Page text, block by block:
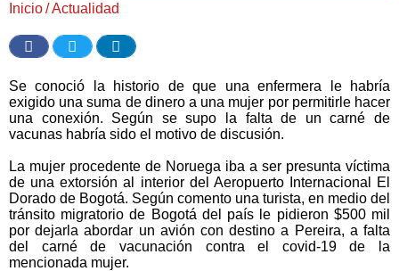
Inicio/Actualidad
Se conoció la historio de que una enfermera le habría
exigido una suma de dinero a una mujer por permitirle hacer
una conexión. Según se supo la falta de un carné de
vacunas habría sido el motivo de discusión.⁠
La mujer procedente de Noruega iba a ser presunta víctima
de una extorsión al interior del Aeropuerto Internacional El
Dorado de Bogotá. Según comento una turista, en medio del
tránsito migratorio de Bogotá del país le pidieron $500 mil
por dejarla abordar un avión con destino a Pereira, a falta
del carné de vacunación contra el covid-19 de la
mencionada mujer.⁠